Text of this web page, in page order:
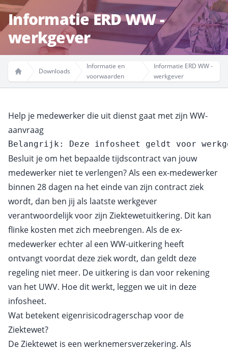
Informatie ERD WW -
werkgever
Home
Downloads
Informatie en
voorwaarden
Informatie ERD WW -
werkgever
Help je medewerker die uit dienst gaat met zijn WW-
aanvraag
Belangrijk: Deze infosheet geldt voor
Besluit je om het bepaalde tijdscontract van jouw
medewerker niet te verlengen? Als een ex-medewerker
binnen 28 dagen na het einde van zijn contract ziek
wordt, dan ben jij als laatste werkgever
verantwoordelijk voor zijn Ziektewetuitkering. Dit kan
flinke kosten met zich meebrengen. Als de ex-
medewerker echter al een WW-uitkering heeft
ontvangt voordat deze ziek wordt, dan geldt deze
regeling niet meer. De uitkering is dan voor rekening
van het UWV. Hoe dit werkt, leggen we uit in deze
infosheet.
Wat betekent eigenrisicodragerschap voor de
Ziektewet?
De Ziektewet is een werknemersverzekering. Als